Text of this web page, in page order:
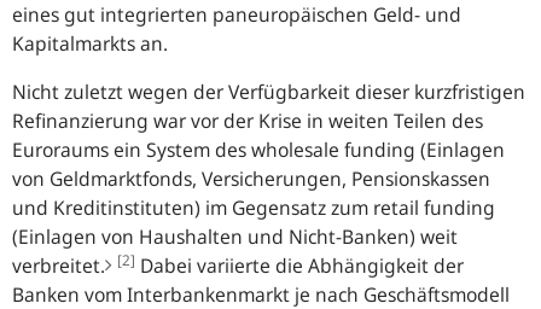
eines gut integrierten paneuropäischen Geld- und
Kapitalmarkts an.
Nicht zuletzt wegen der Verfügbarkeit dieser kurzfristigen
Refinanzierung war vor der Krise in weiten Teilen des
Euroraums ein System deswholesale funding (Einlagen
von Geldmarktfonds, Versicherungen, Pensionskassen
und Kreditinstituten) im Gegensatz zum retail funding
(Einlagen von Haushalten und Nicht-Banken) weit
verbreitet.
[2] Dabei variierte die Abhängigkeit der
Banken vom Interbankenmarkt je nach Geschäftsmodell